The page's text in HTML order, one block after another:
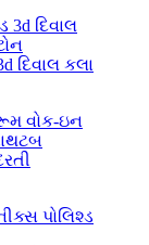
દિવાલ કલા